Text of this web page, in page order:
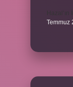
Temmuz